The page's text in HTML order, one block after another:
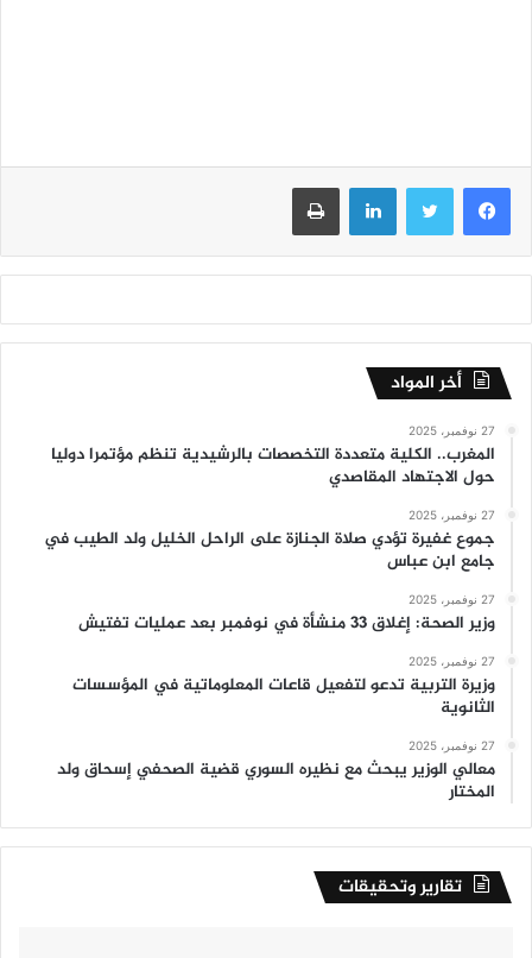
فيسبوك تويتر لينكدإن طباعة
أخر المواد
27 نوفمبر، 2025
المغرب.. الكلية متعددة التخصصات بالرشيدية تنظم مؤتمرا دوليا
حول الاجتهاد المقاصدي
27 نوفمبر، 2025
جموع غفيرة تؤدي صلاة الجنازة على الراحل الخليل ولد الطيب في
جامع ابن عباس
27 نوفمبر، 2025
وزير الصحة: إغلاق 33 منشأة في نوفمبر بعد عمليات تفتيش
27 نوفمبر، 2025
وزيرة التربية تدعو لتفعيل قاعات المعلوماتية في المؤسسات
الثانوية
27 نوفمبر، 2025
معالي الوزير يبحث مع نظيره السوري قضية الصحفي إسحاق ولد
المختار
تقارير وتحقيقات